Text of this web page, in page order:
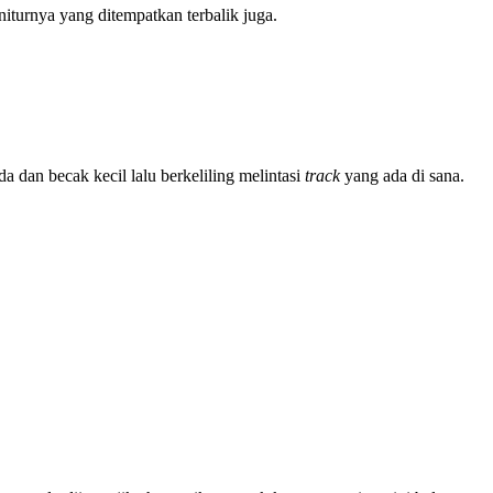
yang ditempatkan terbalik juga.
dan becak kecil lalu berkeliling melintasi trackyang ada di sana.